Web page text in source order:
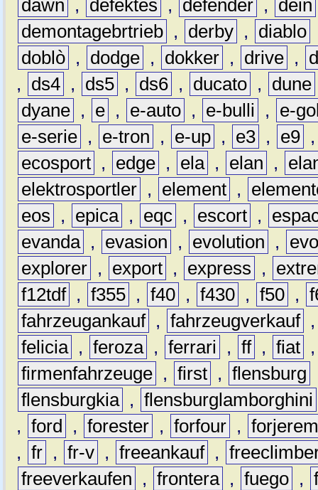
dawn , defektes , defender , dein
demontagebrtrieb , derby , diablo
doblò , dodge , dokker , drive ,
,
ds4 , ds5 , ds6 , ducato , dune
dyane , e , e-auto , e-bulli ,
e-
e-serie , e-tron , e-up , e3 , e9
ecosport , edge , ela , elan ,
elektrosportler , element ,
eos
, epica , eqc , escort ,
evanda , evasion , evolution ,
explorer , export , express ,
f12tdf , f355 , f40 , f430 , f50 ,
fahrzeugankauf , fahrzeugverkauf
felicia , feroza , ferrari , ff , fiat
firmenfahrzeuge , first , flensburg
flensburgkia , flensburglamborghini
, ford , forester , forfour ,
, fr , fr-v , freeankauf ,
freeverkaufen
, frontera , fuego ,